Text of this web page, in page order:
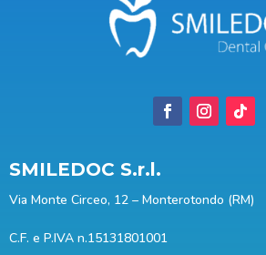
SMILEDOC S.r.l.
Via Monte Circeo, 12 – Monterotondo (RM)
C.F. e P.IVA n.15131801001